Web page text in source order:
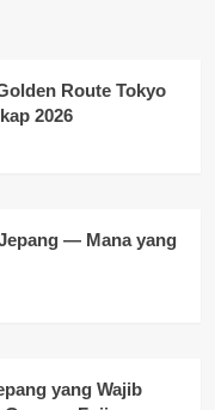
Route Tokyo
2026
— Mana yang
yang Wajib